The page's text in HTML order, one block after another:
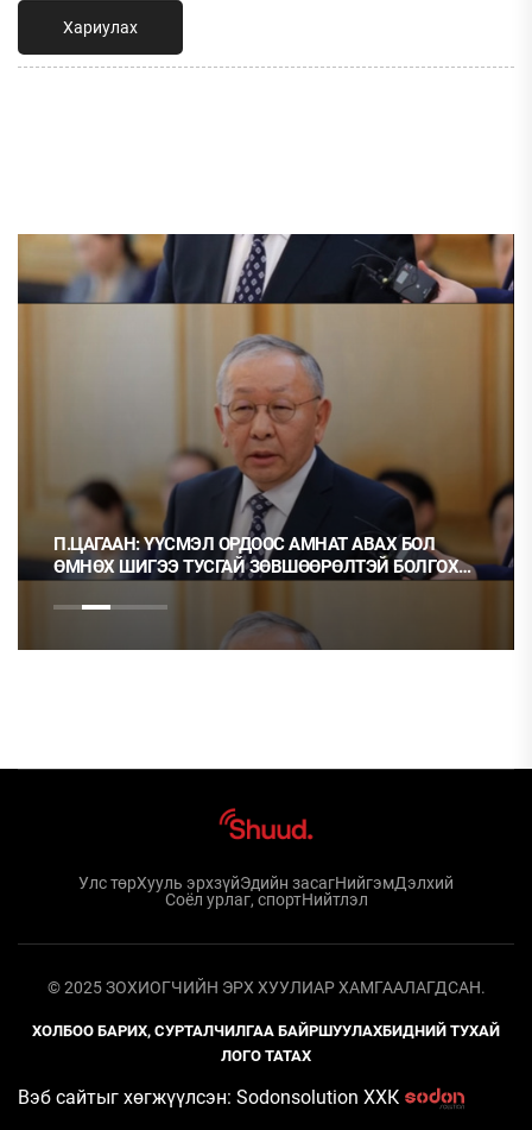
Хариулах
П.ЦАГААН: ҮҮСМЭЛ ОРДООС АМНАТ АВАХ БОЛ
ӨМНӨХ ШИГЭЭ ТУСГАЙ ЗӨВШӨӨРӨЛТЭЙ БОЛГОХ
Улс төрХууль эрхзүйЭдийн засагНийгэмДэлхий
Соёл урлаг, спортНийтлэл
© 2025 ЗОХИОГЧИЙН ЭРХ ХУУЛИАР ХАМГААЛАГДСАН.
ХОЛБОО БАРИХ, СУРТАЛЧИЛГАА БАЙРШУУЛАХБИДНИЙ ТУХАЙ
ЛОГО ТАТАХ
Вэб сайтыг хөгжүүлсэн: Sodonsolution ХХК